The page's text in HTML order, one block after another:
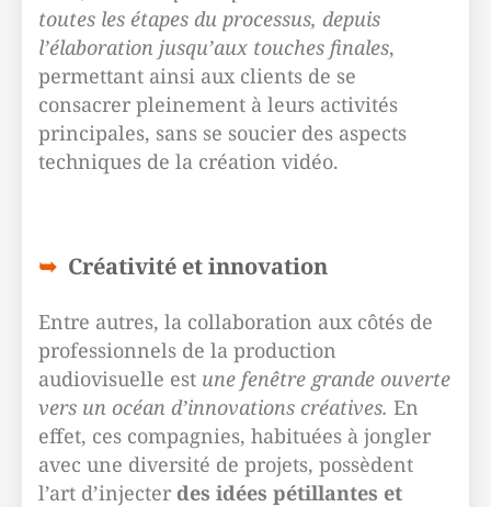
toutes les étapes du processus, depuis
l’élaboration jusqu’aux touches finales,
permettant ainsi aux clients de se
consacrer pleinement à leurs activités
principales, sans se soucier des aspects
techniques de la création vidéo.
Créativité et innovation
Entre autres, la collaboration aux côtés de
professionnels de la production
audiovisuelle est une fenêtre grande ouverte
vers un océan d’innovations créatives. En
effet, ces compagnies, habituées à jongler
avec une diversité de projets, possèdent
l’art d’injecter des idées pétillantes et